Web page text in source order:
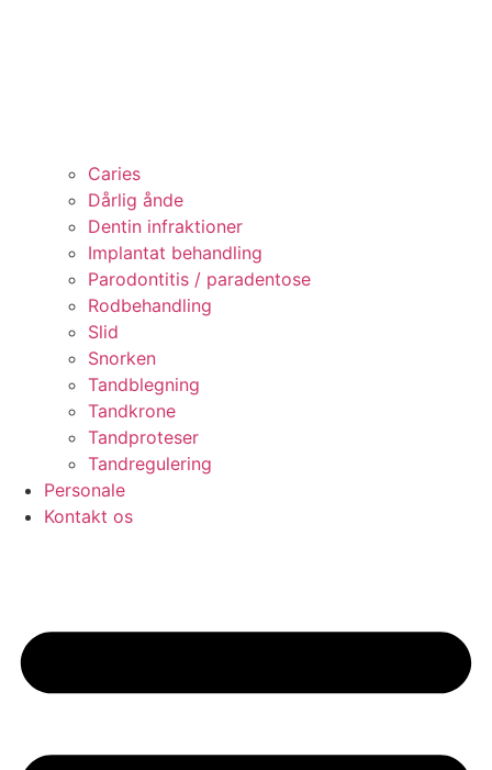
Caries
Dårlig ånde
Dentin infraktioner
Implantat behandling
Parodontitis / paradentose
Rodbehandling
Slid
Snorken
Tandblegning
Tandkrone
Tandproteser
Tandregulering
Personale
Kontakt os